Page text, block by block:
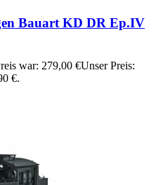
Bauart KD DR Ep.IV
war: 279,00 €Unser Preis:
€.